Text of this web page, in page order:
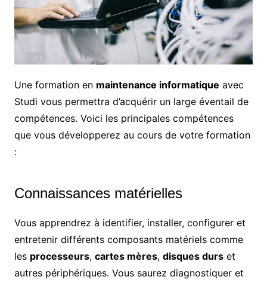
Une formation en maintenance informatique avec
Studi vous permettra d’acquérir un large éventail de
compétences. Voici les principales compétences
que vous développerez au cours de votre formation
:
Connaissances matérielles
Vous apprendrez à identifier, installer, configurer et
entretenir différents composants matériels comme
les processeurs, cartes mères, disques durset
autres périphériques. Vous saurez diagnostiquer et